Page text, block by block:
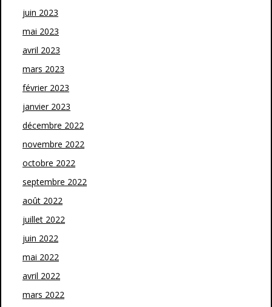
juin 2023
mai 2023
avril 2023
mars 2023
février 2023
janvier 2023
décembre 2022
novembre 2022
octobre 2022
septembre 2022
août 2022
juillet 2022
juin 2022
mai 2022
avril 2022
mars 2022